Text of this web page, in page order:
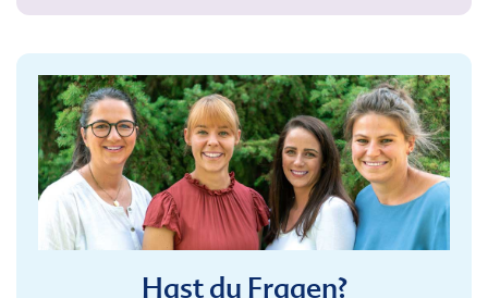
Hast du Fragen?